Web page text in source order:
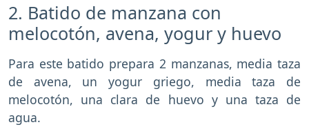
2. Batido de manzana con
melocotón, avena, yogur y huevo
Para este batido prepara 2 manzanas, media taza
de avena, un yogur griego, media taza de
melocotón, una clara de huevo y una taza de
agua.